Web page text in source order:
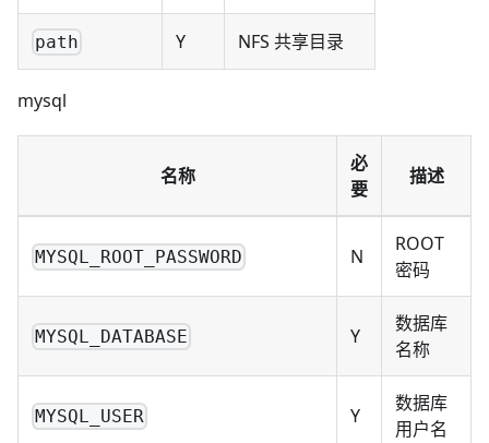
path Y NFS 共享目录
mysql
名称
必
要
描述
MYSQL_ROOT_PASSWORD N
ROOT
密码
MYSQL_DATABASE Y
数据库
名称
MYSQL_USER Y
数据库
用户名